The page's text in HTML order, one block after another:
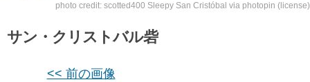
photo credit: scotted400 Sleepy San Cristóbal via photopin (license)
サン・クリストバル砦
<< 前の画像